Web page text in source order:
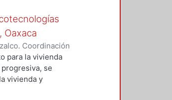
Oaxaca
Coordinación
para la vivienda
se
vivienda y